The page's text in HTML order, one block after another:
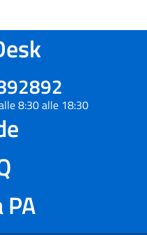
8:30 alle 18:30
PA